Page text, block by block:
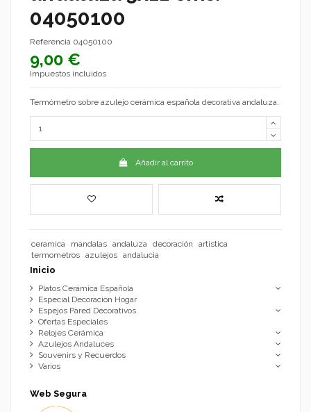
04050100
Referencia 04050100
9,00 €
Impuestos incluidos
Termómetro sobre azulejo cerámica española decorativa andaluza.
Añadir al carrito
ceramica mandalas andaluza decoración
artistica
termometros azulejos andalucia
Inicio
Platos Cerámica Española
Especial Decoración Hogar
Espejos Pared Decorativos
Ofertas Especiales
Relojes Cerámica
Azulejos Andaluces
Souvenirs y Recuerdos
Varios
Web Segura